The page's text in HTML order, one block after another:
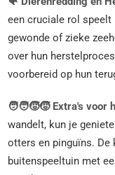
een cruciale rol speelt
gewonde of zieke
over hun
voorbereid op hun
🧑‍🧑‍🧒‍🧒 Extra's voor
wandelt, kun je
otters en pinguïns. De
buitenspeeltuin met